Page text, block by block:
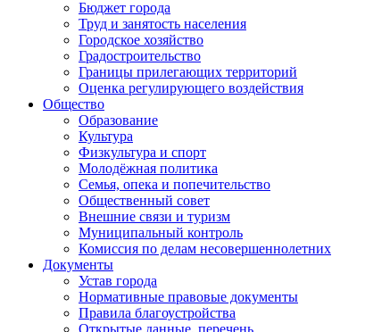
Бюджет города
Труд и занятость населения
Городское хозяйство
Градостроительство
Границы прилегающих территорий
Оценка регулирующего воздействия
Общество
Образование
Культура
Физкультура и спорт
Молодёжная политика
Семья, опека и попечительство
Общественный совет
Внешние связи и туризм
Муниципальный контроль
Комиссия по делам несовершеннолетних
Документы
Устав города
Нормативные правовые документы
Правила благоустройства
Открытые данные, перечень